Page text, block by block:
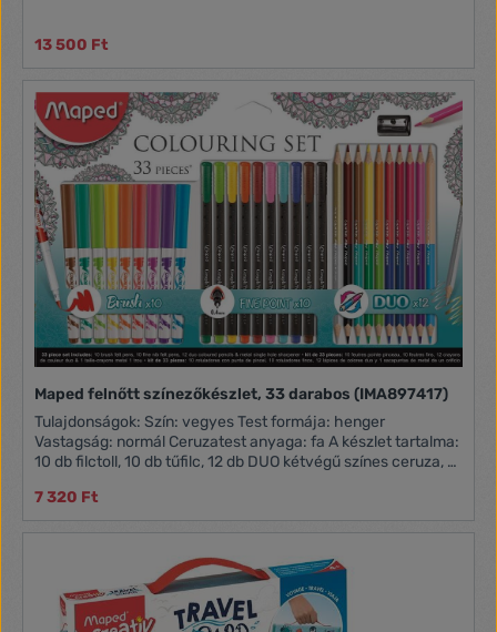
13 500 Ft
Maped felnőtt színezőkészlet, 33 darabos (IMA897417)
Tulajdonságok: Szín: vegyes Test formája: henger
Vastagság: normál Ceruzatest anyaga: fa A készlet tartalma:
10 db filctoll, 10 db tűfilc, 12 db DUO kétvégű színes ceruza, 1
7 320 Ft